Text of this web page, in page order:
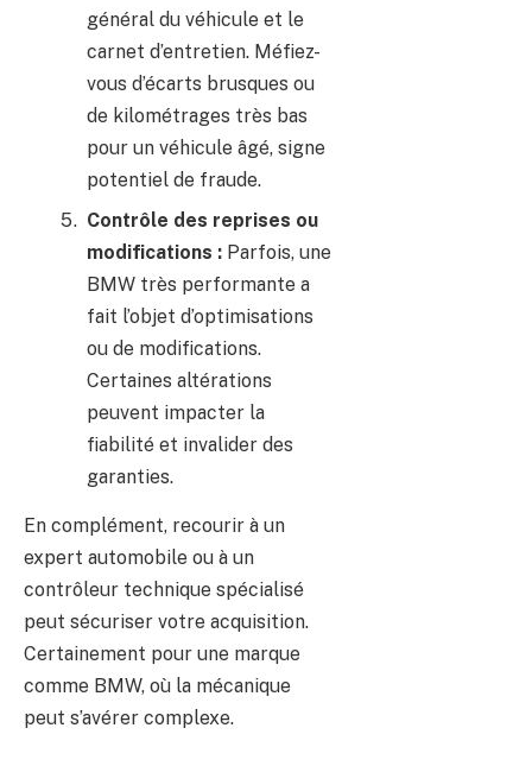
général du véhicule et le
carnet d’entretien. Méfiez-
vous d’écarts brusques ou
de kilométrages très bas
pour un véhicule âgé, signe
potentiel de fraude.
Contrôle des reprises ou
modifications : Parfois, une
BMW très performante a
fait l’objet d’optimisations
ou de modifications.
Certaines altérations
peuvent impacter la
fiabilité et invalider des
garanties.
En complément, recourir à un
expert automobile ou à un
contrôleur technique spécialisé
peut sécuriser votre acquisition.
Certainement pour une marque
comme BMW, où la mécanique
peut s’avérer complexe.